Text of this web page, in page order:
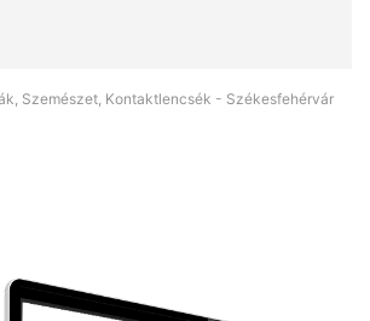
Szemészet, Kontaktlencsék - Székesfehérvár